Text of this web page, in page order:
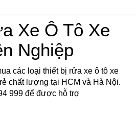
Xe Ô Tô Xe
Nghiệp
các loại thiết bị rửa xe ô tô xe
chất lượng tại HCM và Hà Nội.
999 để được hỗ trợ